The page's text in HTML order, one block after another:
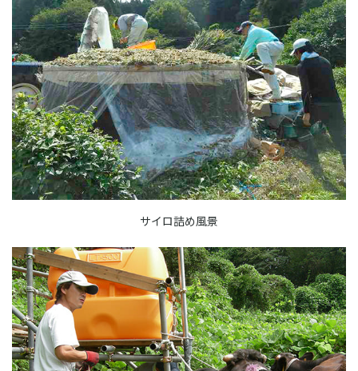
サイロ詰め風景